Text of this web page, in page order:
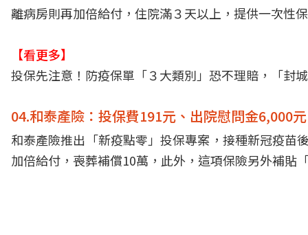
離病房則再加倍給付，住院滿３天以上，提供一次性
【看更多】
投保先注意！防疫保單「３大類別」恐不理賠，「封
04.和泰產險：投保費191元、出院慰問金6,000元
和泰產險推出「新疫點零」投保專案，接種新冠疫苗
加倍給付，喪葬補償10萬，此外，這項保險另外補貼